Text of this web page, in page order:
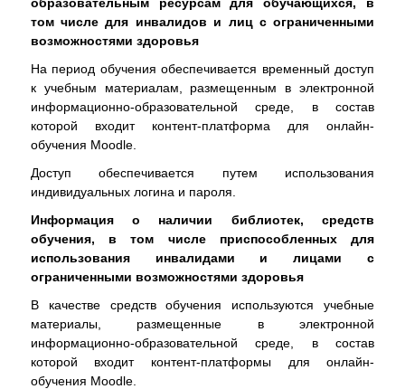
том числе для инвалидов и лиц с ограниченными
возможностями здоровья
На период обучения обеспечивается временный доступ
к учебным материалам, размещенным в электронной
информационно-образовательной среде, в состав
которой входит контент-платформа для онлайн-
обучения Moodle.
Доступ обеспечивается путем использования
индивидуальных логина и пароля.
Информация о наличии библиотек, средств
обучения, в том числе приспособленных для
использования инвалидами и лицами с
ограниченными возможностями здоровья
В качестве средств обучения используются учебные
материалы, размещенные в электронной
информационно-образовательной среде, в состав
которой входит контент-платформы для онлайн-
обучения Moodle.